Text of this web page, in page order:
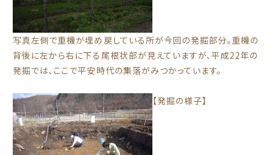
写真左側で重機が埋め戻している所が今回の発掘部分。重機の
背後に左から右に下る尾根状部が見えていますが、平成22年の
発掘では、ここで平安時代の集落がみつかっています。
【発掘の様子】